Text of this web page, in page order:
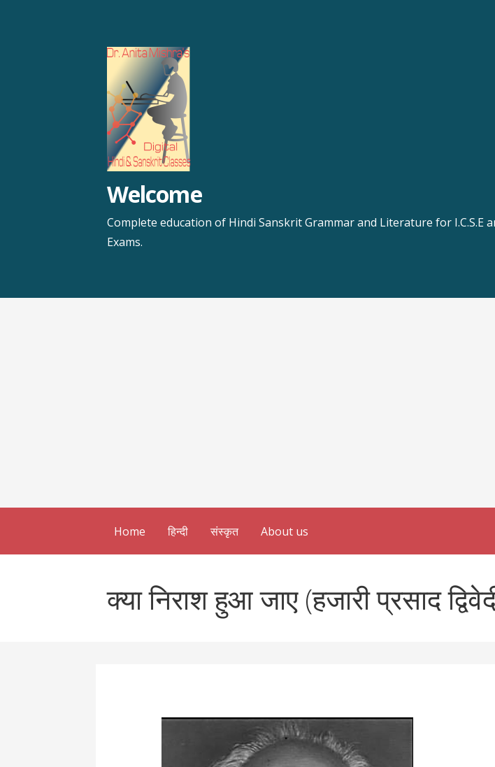
Welcome
Complete education of Hindi Sanskrit Grammar and Literature for
Exams.
Home हिन्दी संस्कृत About us
क्या निराश हुआ जाए (हजारी प्रसाद